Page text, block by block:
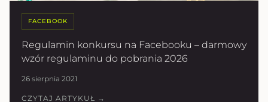
FACEBOOK
Regulamin konkursu na Facebooku – darmowy
wzór regulaminu do pobrania 2026
26 sierpnia 2021
CZYTAJ ARTYKUŁ →